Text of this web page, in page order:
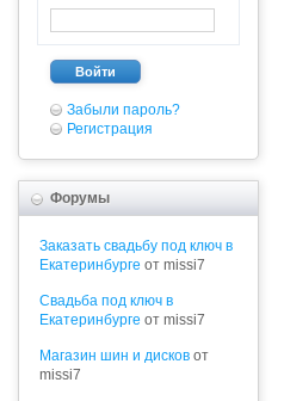
Войти
Забыли пароль?
Регистрация
Форумы
Заказать свадьбу под ключ в
Екатеринбурге от missi7
Cвадьба под ключ в
Екатеринбурге от missi7
Магазин шин и дисков от
missi7